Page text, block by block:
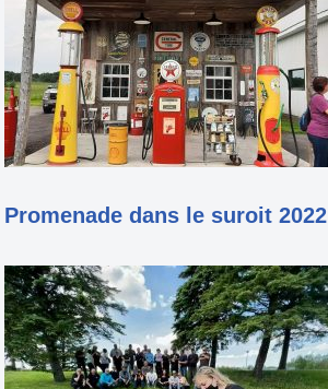
Promenade dans le suroit 2022